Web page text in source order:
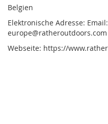
Belgien
Elektronische Adresse:
europe@ratheroutdoors.com
Webseite: https://